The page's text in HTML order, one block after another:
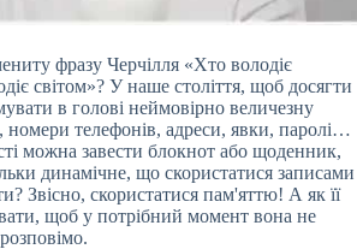
фразу Черчілля «Хто володіє
світом»? У наше століття, щоб досягти
в голові неймовірно величезну
номери телефонів, адреси, явки, паролі…
можна завести блокнот або щоденник,
динамічне, що скористатися записами
Звісно, скористатися пам'яттю! А як її
щоб у потрібний момент вона не